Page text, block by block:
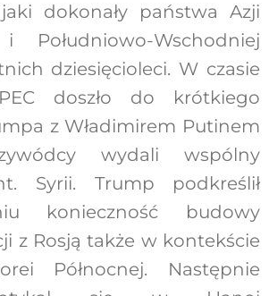
dokonały państwa Azji
Południowo-Wschodniej
dziesięcioleci. W czasie
doszło do krótkiego
z Władimirem Putinem
wydali wspólny
Syrii. Trump podkreślił
konieczność budowy
z Rosją także w kontekście
Północnej. Następnie